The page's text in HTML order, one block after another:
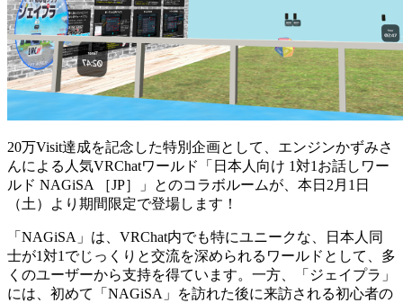
20万Visit達成を記念した特別企画として、エンジンかずみさ
んによる人気VRChatワールド「日本人向け 1対1お話しワー
ルド NAGiSA ［JP］」とのコラボルームが、本日2月1日
（土）より期間限定で登場します！
「NAGiSA」は、VRChat内でも特にユニークな、日本人同
士が1対1でじっくりと交流を深められるワールドとして、多
くのユーザーから支持を得ています。一方、「ジェイプラ」
には、初めて「NAGiSA」を訪れた後に来訪される初心者の